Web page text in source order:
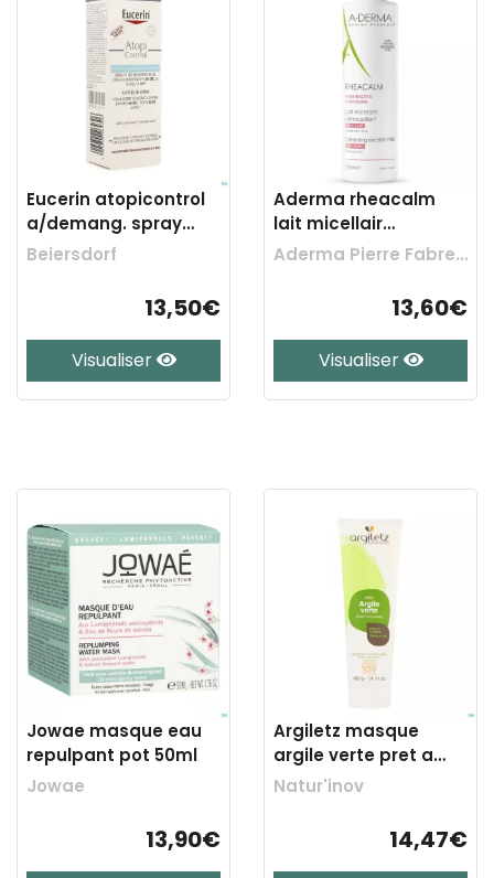
Eucerin atopicontrol
a/demang. spray
50ml
Beiersdorf
13,50€
Visualiser
Aderma rheacalm
lait micellair
apaisant fl 200ml
Aderma Pierre Fabre Benelux
13,60€
Visualiser
Jowae masque eau
repulpant pot 50ml
Jowae
13,90€
Argiletz masque
argile verte pret a
emploi tb 400g
Natur'inov
14,47€